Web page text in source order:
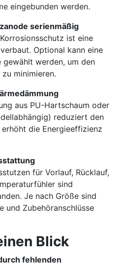
eingebunden werden.
serienmäßig
ist eine
Optional kann eine
gewählt werden, um den
minimieren.
aus PU-Hartschaum oder
reduziert den
die Energieeffizienz
für Vorlauf, Rücklauf,
sind
Je nach Größe sind
und Zubehöranschlüsse
Blick
fehlenden